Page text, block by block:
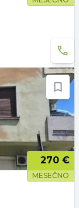
270 €
MESEČNO